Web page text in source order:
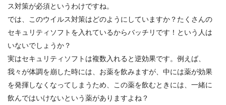
ス対策が必須というわけですね。
では、このウイルス対策はどのようにしていますか？たくさんの
セキュリティソフトを入れているからバッチリです！という人は
いないでしょうか？
実はセキュリティソフトは複数入れると逆効果です。例えば、
我々が体調を崩した時には、お薬を飲みますが、中には薬が効果
を発揮しなくなってしまうため、この薬を飲むときには、一緒に
飲んではいけないという薬がありますよね？